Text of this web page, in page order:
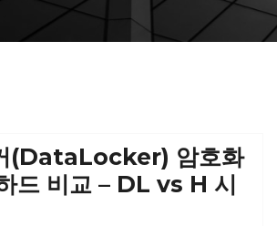
(DataLocker) 암호화
드 비교 – DL vs H 시